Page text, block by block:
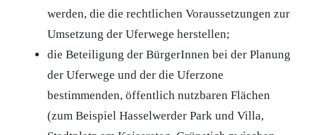
werden, die die rechtlichen Voraussetzungen zur
Umsetzung der Uferwege herstellen;
die Beteiligung der BürgerInnen bei der Planung
der Uferwege und der die Uferzone
bestimmenden, öffentlich nutzbaren Flächen
(zum Beispiel Hasselwerder Park und Villa,